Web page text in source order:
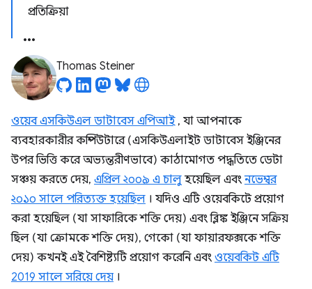
প্রতিক্রিয়া
Thomas Steiner
ওয়েব এসকিউএল ডাটাবেস এপিআই, যা আপনাকে
ব্যবহারকারীর কম্পিউটারে (এসকিউএলাইট ডাটাবেস ইঞ্জিনের
উপর ভিত্তি করে অভ্যন্তরীণভাবে) কাঠামোগত পদ্ধতিতে ডেটা
সঞ্চয় করতে দেয়, এপ্রিল ২০০৯ এ চালু হয়েছিল এবং নভেম্বর
২০১০ সালে পরিত্যক্ত হয়েছিল । যদিও এটি ওয়েবকিটে প্রয়োগ
করা হয়েছিল (যা সাফারিকে শক্তি দেয়) এবং ব্লিঙ্ক ইঞ্জিনে সক্রিয়
ছিল (যা ক্রোমকে শক্তি দেয়), গেকো (যা ফায়ারফক্সকে শক্তি
দেয়) কখনই এই বৈশিষ্ট্যটি প্রয়োগ করেনি এবং ওয়েবকিট এটি
2019 সালে সরিয়ে দেয় ।